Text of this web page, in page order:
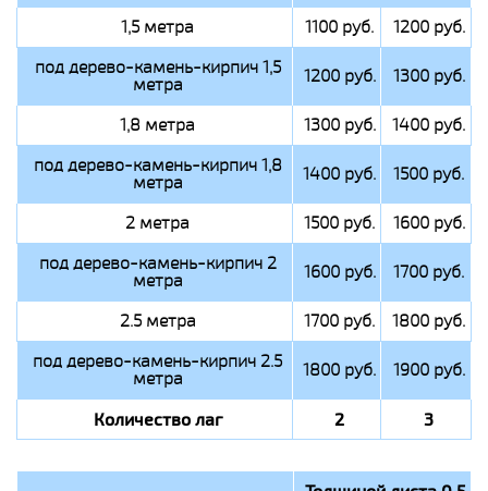
1,5 метра 1100 руб.
1200 руб.
под дерево-камень-кирпич 1,5
метра 1200 руб. 1300 руб.
1,8 метра 1300 руб.
1400 руб.
под дерево-камень-кирпич 1,8
метра 1400 руб. 1500 руб.
2 метра 1500 руб.
1600 руб.
под дерево-камень-кирпич 2
метра 1600 руб. 1700 руб.
2.5 метра 1700 руб.
1800 руб.
под дерево-камень-кирпич 2.5
метра 1800 руб. 1900 руб.
Количество лаг 2 3